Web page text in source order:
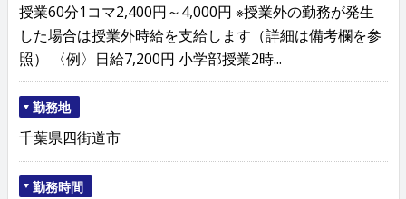
授業60分1コマ2,400円～4,000円 ※授業外の勤務が発生
した場合は授業外時給を支給します（詳細は備考欄を参
照） 〈例〉日給7,200円 小学部授業2時...
勤務地
千葉県四街道市
勤務時間